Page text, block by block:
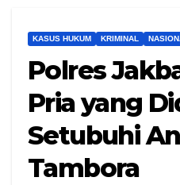
KASUS HUKUM KRIMINAL
Polres
Pria yang
Setubuhi
Tambora